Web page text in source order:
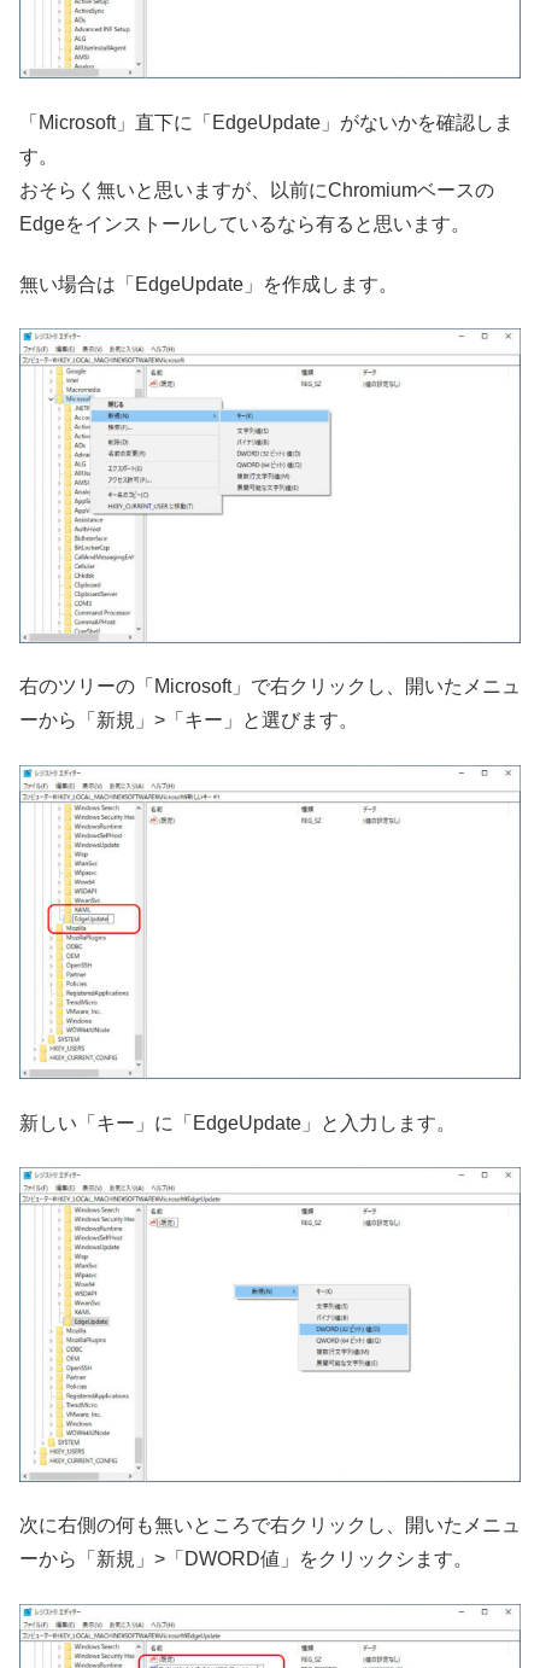
「Microsoft」直下に「EdgeUpdate」がないかを確認しま
す。
おそらく無いと思いますが、以前にChromiumベースの
Edgeをインストールしているなら有ると思います。
無い場合は「EdgeUpdate」を作成します。
右のツリーの「Microsoft」で右クリックし、開いたメニュ
ーから「新規」>「キー」と選びます。
新しい「キー」に「EdgeUpdate」と入力します。
次に右側の何も無いところで右クリックし、開いたメニュ
ーから「新規」>「DWORD値」をクリックシます。